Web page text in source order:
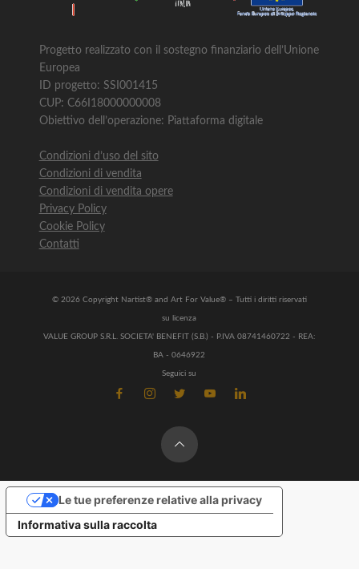
Progetto realizzato con il sostegno finanziario dell’Unione
Europea
ID progetto: SSI001415
CUP: C66I18000000008
Obiettivo dell’operazione: Piattaforma digitale
Condizioni d’uso del sito
Condizioni di vendita
Condizioni di vendita opere
Privacy Policy
Cookie Policy
Contatti
© 2026 Copyright Nartist® and Art For Value® – Tutti i diritti riservati
su licenza
VALUE GROUP S.R.L. SOCIETA' BENEFIT (S.B.) - P.IVA 08741460722 - REA:
BA - 0646922
Seguici su
Informativa sulla raccolta
Le tue preferenze relative alla privacy